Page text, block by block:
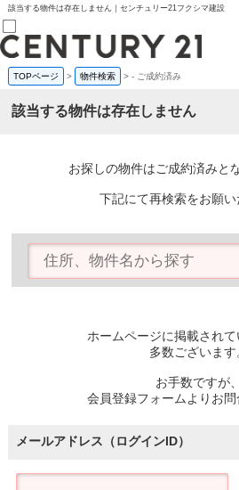
該当する物件は存在しません｜センチュリー21フクシマ建設
売買部
0120-800-844
賃貸部
会員メニュー
物件を探す
購入TOP
条件から探す
住宅ローン控除シミュレータ
TOPページ > 物件検索 >- ご成約済み
該当する物件は存在しません
お探しの物件はご成約済みと
下記にて再検索をお願い
ホームページに掲載され
多数ございます
お手数ですが、
会員登録フォームよりお問
メールアドレス（ログインID）